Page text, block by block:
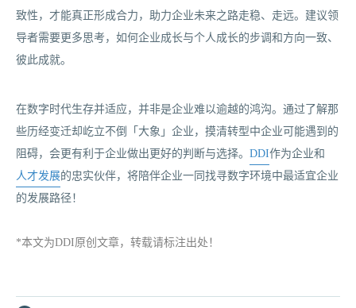
致性，才能真正形成合力，助力企业未来之路走稳、走远。建议领
导者需要更多思考，如何企业成长与个人成长的步调和方向一致、
彼此成就。
在数字时代生存并适应，并非是企业难以逾越的鸿沟。通过了解那
些历经变迁却屹立不倒「大象」企业，摸清转型中企业可能遇到的
阻碍，会更有利于企业做出更好的判断与选择。 DDI作为企业和
人才发展的忠实伙伴，将陪伴企业一同找寻数字环境中最适宜企业
的发展路径！
*本文为DDI原创文章，转载请标注出处！